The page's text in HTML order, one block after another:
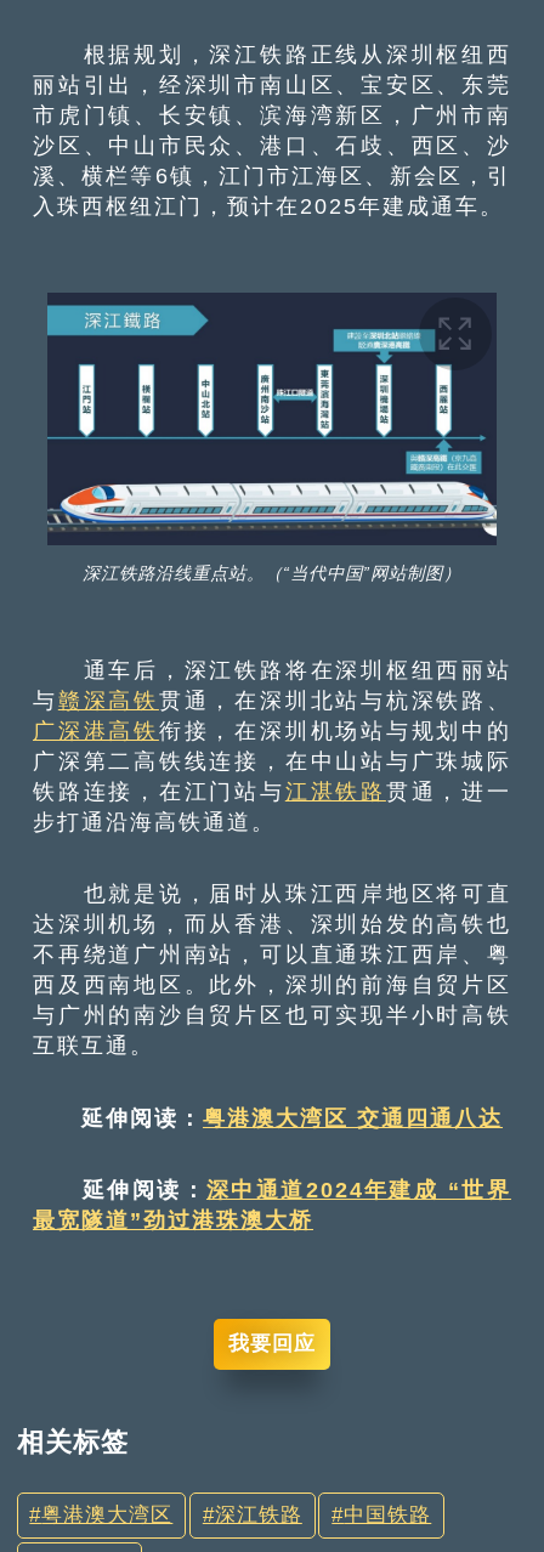
根据规划，深江铁路正线从深圳枢纽西
丽站引出，经深圳市南山区、宝安区、东莞
市虎门镇、长安镇、滨海湾新区，广州市南
沙区、中山市民众、港口、石歧、西区、沙
溪、横栏等6镇，江门市江海区、新会区，引
入珠西枢纽江门，预计在2025年建成通车。
深江铁路沿线重点站。（“当代中国”网站制图）
通车后，深江铁路将在深圳枢纽西丽站
与赣深高铁贯通，在深圳北站与杭深铁路、
广深港高铁衔接，在深圳机场站与规划中的
广深第二高铁线连接，在中山站与广珠城际
铁路连接，在江门站与江湛铁路贯通，进一
步打通沿海高铁通道。
也就是说，届时从珠江西岸地区将可直
达深圳机场，而从香港、深圳始发的高铁也
不再绕道广州南站，可以直通珠江西岸、粤
西及西南地区。此外，深圳的前海自贸片区
与广州的南沙自贸片区也可实现半小时高铁
互联互通。
延伸阅读：粤港澳大湾区 交通四通八达
延伸阅读： 深中通道2024年建成 “世界
最宽隧道”劲过港珠澳大桥
我要回应
相关标签
粤港澳大湾区 深江铁路 中国铁路